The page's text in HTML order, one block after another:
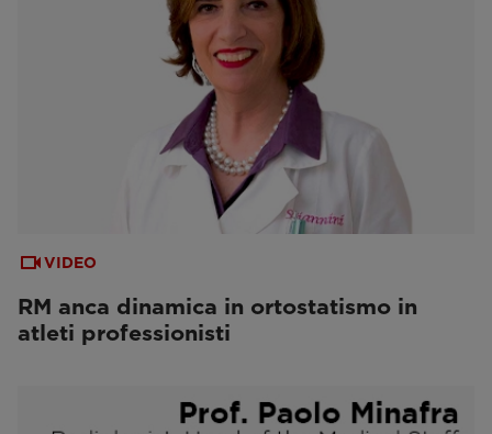
VIDEO
RM anca dinamica in ortostatismo in
atleti professionisti